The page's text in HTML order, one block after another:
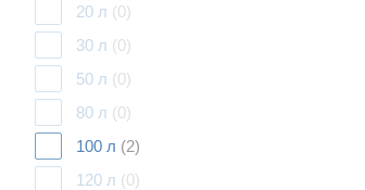
20 л (0)
30 л (0)
50 л (0)
80 л (0)
100 л (2)
120 л (0)